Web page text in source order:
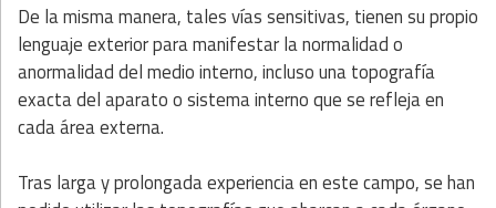
De la misma manera, tales vías sensitivas, tienen su propio
lenguaje exterior para manifestar la normalidad o
anormalidad del medio interno, incluso una topografía
exacta del aparato o sistema interno que se refleja en
cada área externa.
Tras larga y prolongada experiencia en este campo, se han